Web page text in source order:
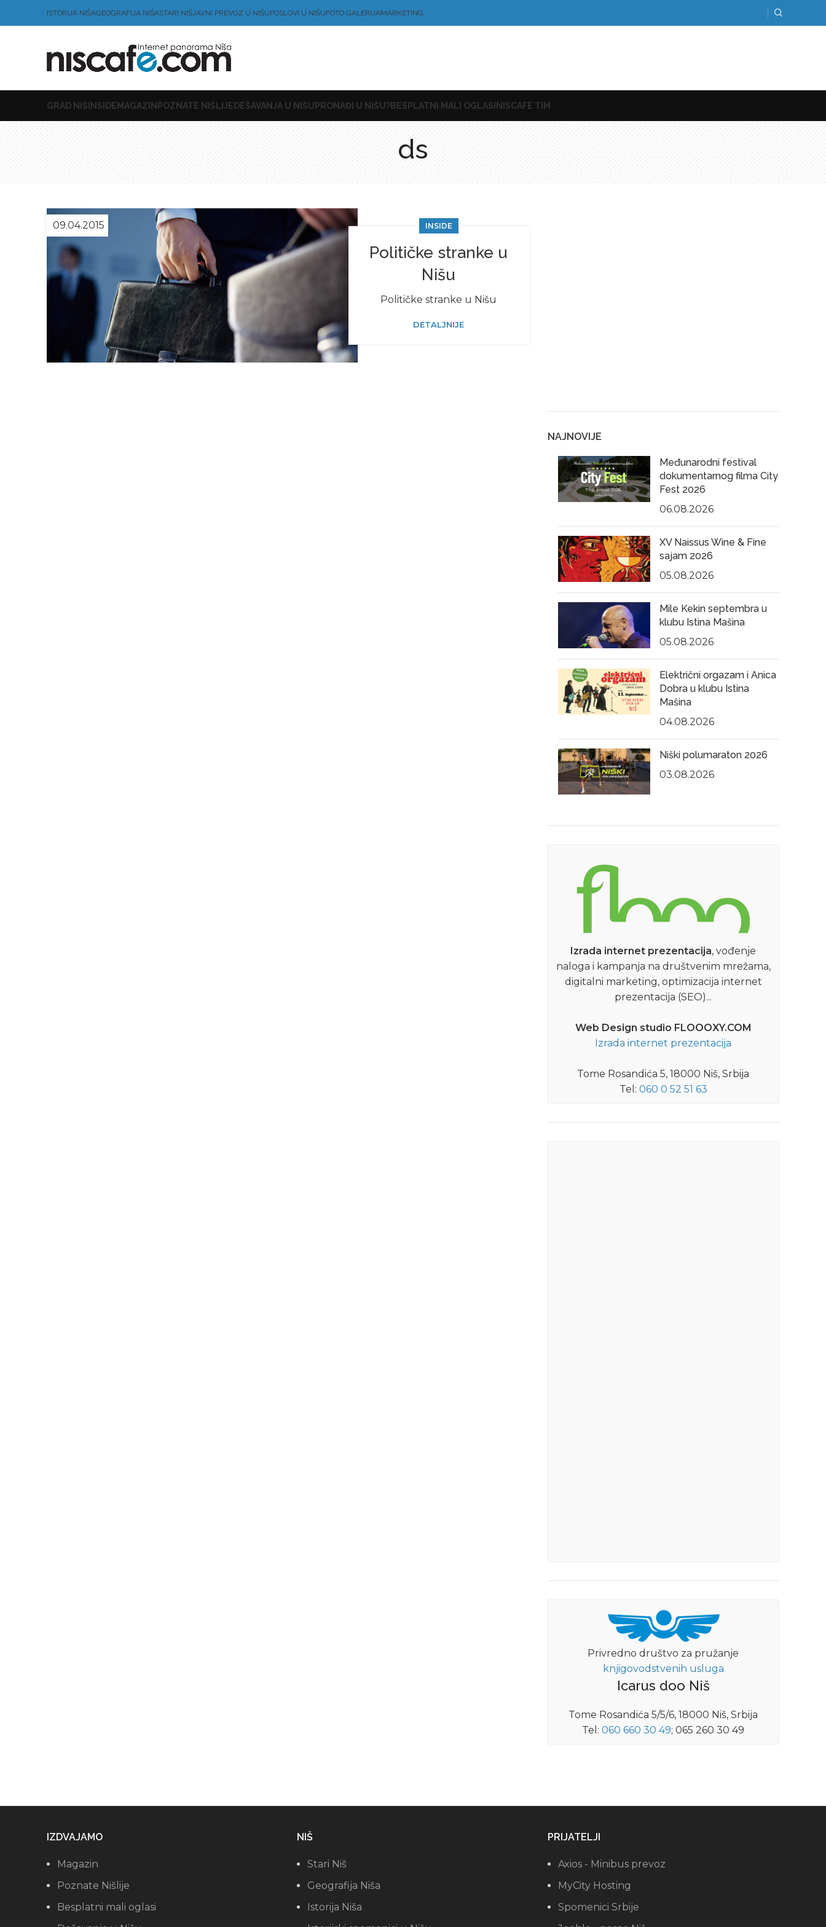
ISTORIJA NIŠAGEOGRAFIJA NIŠASTARI NIŠJAVNI PREVOZ U NIŠUPOSLOVI U NIŠUFOTO GALERIJAMARKETING
GRAD NIŠ INSIDE MAGAZIN POZNATE NIŠLIJE DEŠAVANJA U NIŠU PRONAĐI U NIŠU?BESPLATNI MALI OGLASI NISCAFE TIM
ds
09.04.2015 INSIDE
Političke stranke u
Nišu
Političke stranke u Nišu
DETALJNIJE
NAJNOVIJE
Međunarodni festival
dokumentarnog filma City
Fest 2026
06.08.2026
XV Naissus Wine & Fine
sajam 2026
05.08.2026
Mile Kekin septembra u
klubu Istina Mašina
05.08.2026
Električni orgazam i Anica
Dobra u klubu Istina
Mašina
04.08.2026
Niški polumaraton 2026
03.08.2026
Izrada internet prezentacija, vođenje
naloga i kampanja na društvenim mrežama,
digitalni marketing, optimizacija internet
prezentacija (SEO)...
Web Design studio FLOOOXY.COM
Izrada internet prezentacija
Tome Rosandića 5, 18000 Niš, Srbija
Tel: 060 0 52 51 63
Privredno društvo za pružanje
knjigovodstvenih usluga
Icarus doo Niš
Tome Rosandića 5/5/6, 18000 Niš, Srbija
Tel:060 660 30 49; 065 260 30 49
IZDVAJAMO
Magazin
Poznate Nišlije
Besplatni mali oglasi
NIŠ
Stari Niš
Geografija Niša
Istorija Niša
PRIJATELJI
Axios - Minibus prevoz
MyCity Hosting
Spomenici Srbije